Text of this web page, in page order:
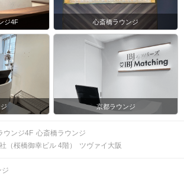
スマートフォン・顔写真付きの身分証
（運転免許証、マイナンバーカード、
パスポートなど）
清潔感のある服装でお越しください。
＜QRコード受付について＞
ジ4F 心斎橋ラウンジ
京都ラウンジ
ウンジ4F 心斎橋ラウンジ
（桜橋御幸ビル 4階）
ツヴァイ大阪
ジ